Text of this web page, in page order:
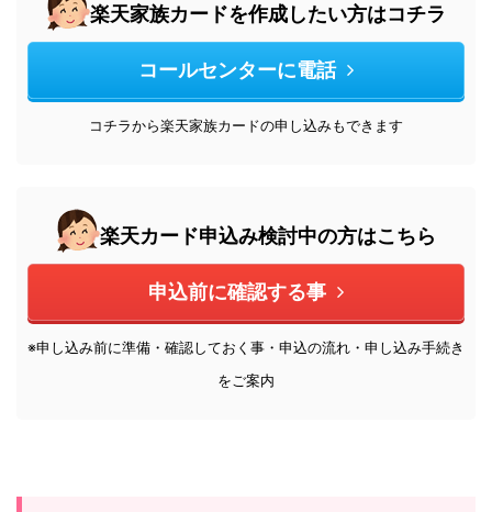
楽天家族カードを作成したい方はコチラ
コールセンターに電話
コチラから楽天家族カードの申し込みもできます
楽天カード申込み検討中の方はこちら
申込前に確認する事
※申し込み前に準備・確認しておく事・申込の流れ・申し込み手続き
をご案内